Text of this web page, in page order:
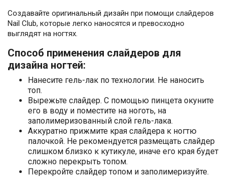
Создавайте оригинальный дизайн при помощи слайдеров
Nail Club, которые легко наносятся и превосходно
выглядят на ногтях.
Способ применения слайдеров для
дизайна ногтей:
Нанесите гель-лак по технологии. Не наносить
топ.
Вырежьте слайдер. С помощью пинцета окуните
его в воду и поместите на ноготь, на
заполимеризованный слой гель-лака.
Аккуратно прижмите края слайдера к ногтю
палочкой. Не рекомендуется размещать слайдер
слишком близко к кутикуле, иначе его края будет
сложно перекрыть топом.
Перекройте слайдер топом и заполимеризуйте.